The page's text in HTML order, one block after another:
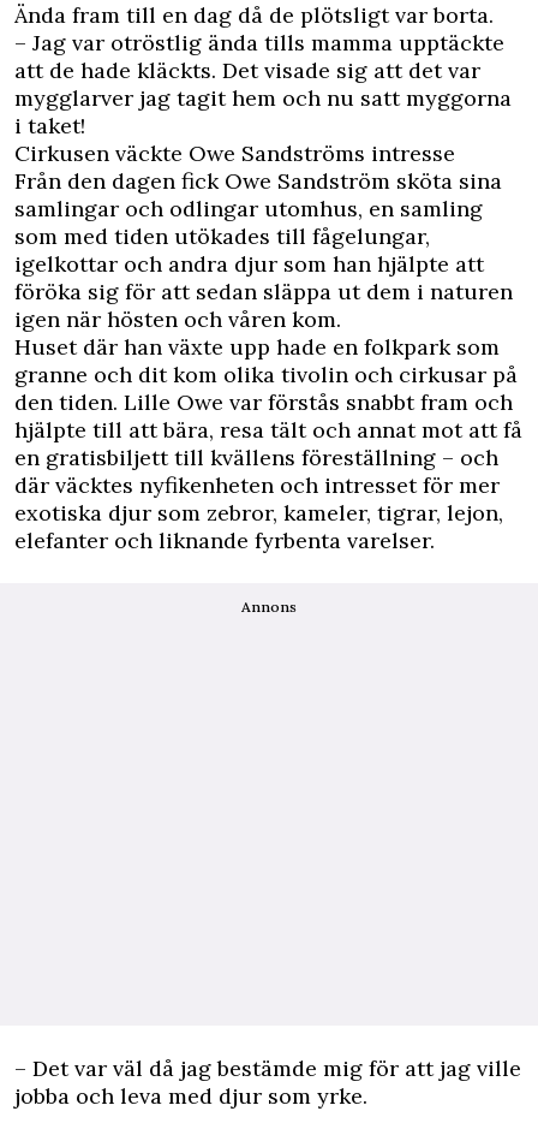
Ända fram till en dag då de plötsligt var borta.
– Jag var otröstlig ända tills mamma upptäckte
att de hade kläckts. Det visade sig att det var
mygglarver jag tagit hem och nu satt myggorna
i taket!
Cirkusen väckte Owe Sandströms intresse
Från den dagen fick Owe Sandström sköta sina
samlingar och odlingar utomhus, en samling
som med tiden utökades till fågelungar,
igelkottar och andra djur som han hjälpte att
föröka sig för att sedan släppa ut dem i naturen
igen när hösten och våren kom.
Huset där han växte upp hade en folkpark som
granne och dit kom olika tivolin och cirkusar på
den tiden. Lille Owe var förstås snabbt fram och
hjälpte till att bära, resa tält och annat mot att få
en gratisbiljett till kvällens föreställning – och
där väcktes nyfikenheten och intresset för mer
exotiska djur som zebror, kameler, tigrar, lejon,
elefanter och liknande fyrbenta varelser.
Annons
– Det var väl då jag bestämde mig för att jag ville
jobba och leva med djur som yrke.